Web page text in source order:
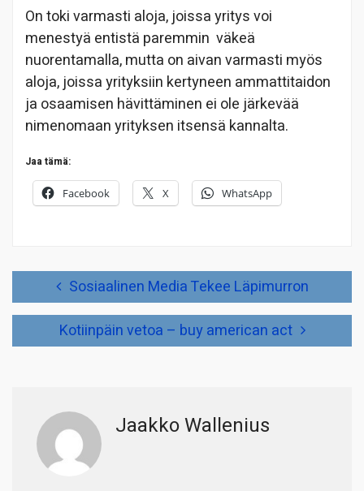
On toki varmasti aloja, joissa yritys voi
menestyä entistä paremmin väkeä
nuorentamalla, mutta on aivan varmasti myös
aloja, joissa yrityksiin kertyneen ammattitaidon
ja osaamisen hävittäminen ei ole järkevää
nimenomaan yrityksen itsensä kannalta.
Jaa tämä:
Facebook X WhatsApp
Artikkelien Sosiaalinen Media Tekee Läpimurron
Kotiinpäin vetoa – buy american act
Jaakko Wallenius